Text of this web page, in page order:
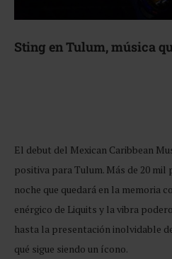
Sting en Tulum, música
El debut del Mexican Caribbean
positiva para Tulum. Más de 20
noche que quedará en la memoria
enérgico de Liquits y la vibra
hasta la presentación inolvidable
qué sigue siendo un ícono.